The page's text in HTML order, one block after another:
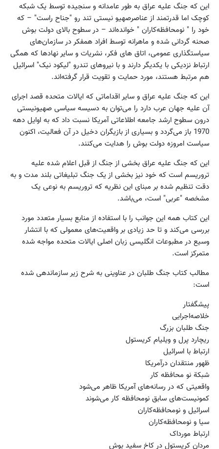
این که جنگ علیه عراق به طور عامدانه و سنجیده توسط یک شبکه
کوچک اما قدرتمند از عناصرصهیو نیستی تند رو "جناح راست" – که
خود را " نومحافظه‌کاران " خوانده‌اند – در سطوح بالای دولت بوش
صحنه گردانی شده و ماهرانه توسط افراد همفکر در سازمان‌های
سیاستگذاری عمومی، اتاق های فکر، نشریات و سایر نهادها که همگی
ارتباط نزدیکی با یکدیگر دارند و با نیروهای تندرو "لیکود نیک" اسرائیل
هم مرتبط هستند، مورد حمایت و تقویت قرار گرفته‌اند.
این که جنگ علیه عراق و سایر اقداماتی که ایالات متحده قصد اجرای
آن علیه جهان عرب دارد را می‌توان به دسیسه سیاسی صهیونیستی
درون سطوح ‌ارشد جامعه اطلاعاتی آمریکا نسبت داد که به‌ اوایل دهه
1970 باز می‌گردد و بسیاری‌ از بازیگران دخیل در آن فعالیت، اکنون
سیاست امروزه دولت بوش را هدایت می‌کنند.
این که جنگ علیه عراق بخشی از جنگ از قبل اعلام شده علیه
تروریسم ‌است که خود نیز بخشی از یک جنگ تبلیغاتی بلند مدت و به
دقت تنظیم شده بر مبنای این نظریه که تروریسم به نوعی یک
مشخصه "عربی" است، می‌باشد.
این کتاب همه این جوانب را با استفاده ‌از منابع بسیار متعدد مورد
بررسی می‌کند و تا حد زیادی بر واقعیت‌های معمولی که با انتشار
وسیع در مطبوعات انگلیسی زبان اصلی ایالات متحده مواجه شده
متمرکز است.
مطالب کتاب جنگ طلبان در عناوینی به شرح زیر سازماندهی شده
است:
پیشگفتار
خلاصه‌اجرایی
جنگ طلبان بزرگ
ریچارد پرل و ویلیام کریستول
ارتباط با اسرائیل
ظهور منتقدان درآمریکا
شبکة نو محافظه کار
واقعیتی که در رسانه‌های آمریکا ظاهر می‌شود
کمونیست‌های سابق نومحافظه کار می‌شوند
اسرائیل و نومحافظه‌کاران
سیا و نومحافظه‌کاران
ارتباط مورداک
مردان کریستول در کاخ سفید بوش